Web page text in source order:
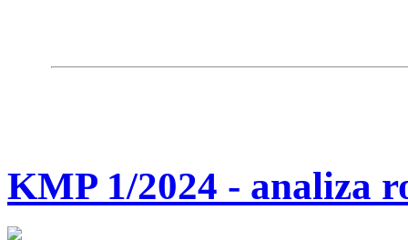
KMP 1/2024 - analiza